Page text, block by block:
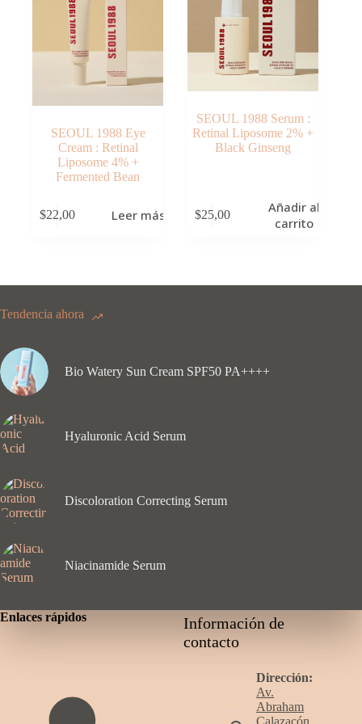
SEOUL 1988 Eye
Cream : Retinal
Liposome 4% +
Fermented Bean
$22,00 Leer más
SEOUL 1988 Serum :
Retinal Liposome 2% +
Black Ginseng
$25,00
Añadir al
carrito
Tendencia ahora
Bio Watery Sun Cream SPF50 PA++++
Hyaluronic Acid Serum
Discoloration Correcting Serum
Niacinamide Serum
Enlaces rápidos
Información de
contacto
Dirección:
Av.
Abraham